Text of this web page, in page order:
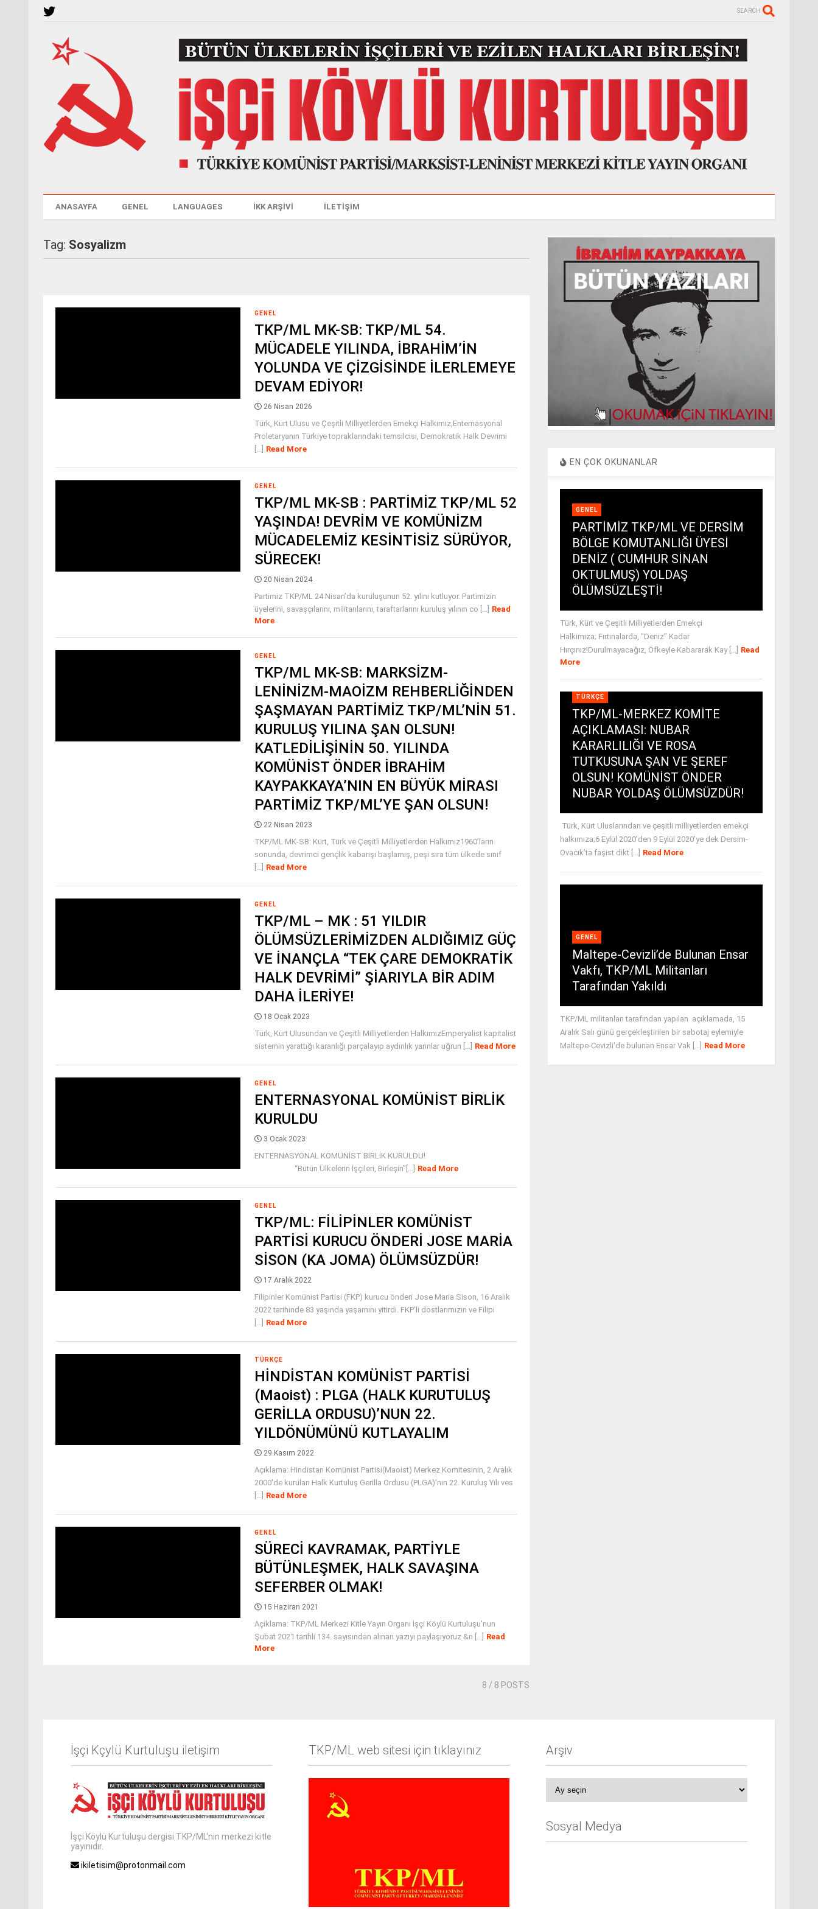
SEARCH
ANASAYFA GENEL LANGUAGES İKK ARŞİVİ İLETİŞİM
Tag: Sosyalizm
GENEL
TKP/ML MK-SB: TKP/ML 54.
MÜCADELE YILINDA, İBRAHİM’İN
YOLUNDA VE ÇİZGİSİNDE İLERLEMEYE
DEVAM EDİYOR!
26 Nisan 2026
Türk, Kürt Ulusu ve Çeşitli Milliyetlerden Emekçi Halkımız,Enternasyonal
Proletaryanın Türkiye topraklarındaki temsilcisi, Demokratik Halk Devrimi
[...] Read More
GENEL
TKP/ML MK-SB : PARTİMİZ TKP/ML 52
YAŞINDA! DEVRİM VE KOMÜNİZM
MÜCADELEMİZ KESİNTİSİZ SÜRÜYOR,
SÜRECEK!
20 Nisan 2024
Partimiz TKP/ML 24 Nisan’da kuruluşunun 52. yılını kutluyor. Partimizin
üyelerini, savaşçılarını, militanlarını, taraftarlarını kuruluş yılının co [...] Read
More
GENEL
TKP/ML MK-SB: MARKSİZM-
LENİNİZM-MAOİZM REHBERLİĞİNDEN
ŞAŞMAYAN PARTİMİZ TKP/ML’NİN 51.
KURULUŞ YILINA ŞAN OLSUN!
KATLEDİLİŞİNİN 50. YILINDA
KOMÜNİST ÖNDER İBRAHİM
KAYPAKKAYA’NIN EN BÜYÜK MİRASI
PARTİMİZ TKP/ML’YE ŞAN OLSUN!
22 Nisan 2023
TKP/ML MK-SB: Kürt, Türk ve Çeşitli Milliyetlerden Halkımız1960’ların
sonunda, devrimci gençlik kabarışı başlamış, peşi sıra tüm ülkede sınıf
[...] Read More
GENEL
TKP/ML – MK : 51 YILDIR
ÖLÜMSÜZLERİMİZDEN ALDIĞIMIZ GÜÇ
VE İNANÇLA “TEK ÇARE DEMOKRATİK
HALK DEVRİMİ” ŞİARIYLA BİR ADIM
DAHA İLERİYE!
18 Ocak 2023
Türk, Kürt Ulusundan ve Çeşitli Milliyetlerden HalkımızEmperyalist kapitalist
sistemin yarattığı karanlığı parçalayıp aydınlık yarınlar uğrun [...] Read More
GENEL
ENTERNASYONAL KOMÜNİST BİRLİK
KURULDU
3 Ocak 2023
ENTERNASYONAL KOMÜNİST BİRLİK KURULDU!
“Bütün Ülkelerin İşçileri, Birleşin”[...] Read More
GENEL
TKP/ML: FİLİPİNLER KOMÜNİST
PARTİSİ KURUCU ÖNDERİ JOSE MARİA
SİSON (KA JOMA) ÖLÜMSÜZDÜR!
17 Aralık 2022
Filipinler Komünist Partisi (FKP) kurucu önderi Jose Maria Sison, 16 Aralık
2022 tarihinde 83 yaşında yaşamını yitirdi. FKP’li dostlarımızın ve Filipi
[...] Read More
TÜRKÇE
HİNDİSTAN KOMÜNİST PARTİSİ
(Maoist) : PLGA (HALK KURUTULUŞ
GERİLLA ORDUSU)’NUN 22.
YILDÖNÜMÜNÜ KUTLAYALIM
29 Kasım 2022
Açıklama: Hindistan Komünist Partisi(Maoist) Merkez Komitesinin, 2 Aralık
2000'de kurulan Halk Kurtuluş Gerilla Ordusu (PLGA)'nın 22. Kuruluş Yılı ves
[...] Read More
GENEL
SÜRECİ KAVRAMAK, PARTİYLE
BÜTÜNLEŞMEK, HALK SAVAŞINA
SEFERBER OLMAK!
15 Haziran 2021
Açıklama: TKP/ML Merkezi Kitle Yayın Organı İşçi Köylü Kurtuluşu’nun
Şubat 2021 tarihli 134. sayısından alınan yazıyı paylaşıyoruz &n [...] Read
More
8 / 8 POSTS
EN ÇOK OKUNANLAR
GENEL
PARTİMİZ TKP/ML VE DERSİM
BÖLGE KOMUTANLIĞI ÜYESİ
DENİZ ( CUMHUR SİNAN
OKTULMUŞ) YOLDAŞ
ÖLÜMSÜZLEŞTİ!
Türk, Kürt ve Çeşitli Milliyetlerden Emekçi
Halkımıza; Fırtınalarda, “Deniz” Kadar
Hırçınız!Durulmayacağız, Öfkeyle Kabararak Kay [...] Read
More
TÜRKÇE
TKP/ML-MERKEZ KOMİTE
AÇIKLAMASI: NUBAR
KARARLILIĞI VE ROSA
TUTKUSUNA ŞAN VE ŞEREF
OLSUN! KOMÜNİST ÖNDER
NUBAR YOLDAŞ ÖLÜMSÜZDÜR!
Türk, Kürt Uluslarından ve çeşitli milliyetlerden emekçi
halkımıza;6 Eylül 2020’den 9 Eylül 2020’ye dek Dersim-
Ovacık’ta faşist dikt [...] Read More
GENEL
Maltepe-Cevizli’de Bulunan Ensar
Vakfı, TKP/ML Militanları
Tarafından Yakıldı
TKP/ML militanları tarafından yapılan açıklamada, 15
Aralık Salı günü gerçekleştirilen bir sabotaj eylemiyle
Maltepe-Cevizli'de bulunan Ensar Vak [...] Read More
İşçi Kçylü Kurtuluşu iletişim
İşçi Köylü Kurtuluşu dergisi TKP/ML'nin merkezi kitle
yayınıdır.
ikiletisim@protonmail.com
TKP/ML web sitesi için tıklayınız Arşiv
Sosyal Medya